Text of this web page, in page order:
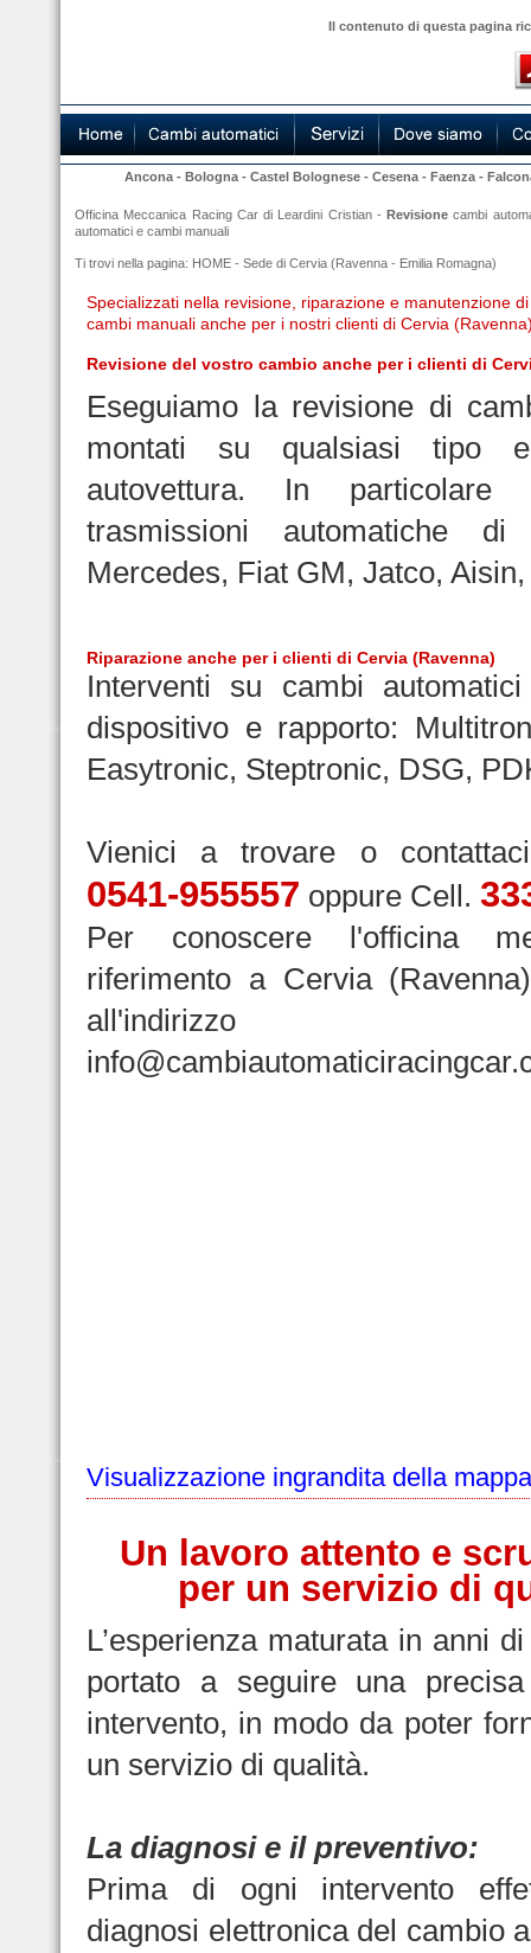
Il contenuto di questa pagina
Ancona- Bologna- Castel Bolognese- Cesena- Faenza-
Officina Meccanica Racing Car di Leardini Cristian -Revisione cambi
automatici e cambi manuali
Ti trovi nella pagina: HOME - Sede di Cervia (Ravenna - Emilia Romagna)
Specializzati nella revisione, riparazione e manutenzione
cambi manuali anche per i nostri clienti di Cervia
Revisione del vostro cambio anche per i clienti di
Eseguiamo la revisione di
montati su qualsiasi tipo
autovettura. In particolare
trasmissioni automatiche
Mercedes, Fiat GM, Jatco,
Riparazione anche per i clienti di Cervia (Ravenna)
Interventi su cambi
dispositivo e rapporto:
Easytronic, Steptronic, DSG,
Vienici a trovare o
0541-955557 oppure Cell.
Per conoscere l'officina
riferimento a Cervia
all'indirizzo
Visualizzazione ingrandita della mappa
Un lavoro attento e
per un servizio di
L’esperienza maturata in anni
portato a seguire una
intervento, in modo da poter
un servizio di qualità.
La diagnosi e il preventivo:
Prima di ogni intervento
diagnosi elettronica del cambio